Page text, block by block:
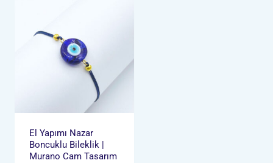
El Yapımı Nazar
Boncuklu Bileklik |
Murano Cam Tasarım